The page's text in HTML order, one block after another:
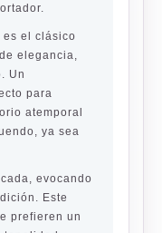
es el clásico
elegancia,
Un
para
atemporal
ya sea
evocando
Este
prefieren un